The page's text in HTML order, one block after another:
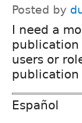
Posted by
I need a
publication
users or
publication
Español